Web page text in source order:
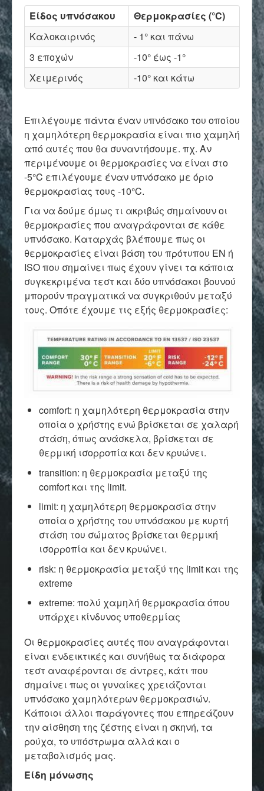
Είδος υπνόσακου
Θερμοκρασίες (°C)
Καλοκαιρινός
- 1° και πάνω
3 εποχών
-10° έως -1°
Χειμερινός
-10° και κάτω
Επιλέγουμε πάντα έναν υπνόσακο του οποίου
η χαμηλότερη θερμοκρασία είναι πιο χαμηλή
από αυτές που θα συναντήσουμε. πχ. Αν
περιμένουμε οι θερμοκρασίες να είναι στο
-5°C επιλέγουμε έναν υπνόσακο με όριο
θερμοκρασίας τους -10°C.
Για να δούμε όμως τι ακριβώς σημαίνουν οι
θερμοκρασίες που αναγράφονται σε κάθε
υπνόσακο. Καταρχάς βλέπουμε πως οι
θερμοκρασίες είναι βάση του πρότυπου EN ή
ISO που σημαίνει πως έχουν γίνει τα κάποια
συγκεκριμένα τεστ και δύο υπνόσακοι βουνού
μπορούν πραγματικά να συγκριθούν μεταξύ
τους. Οπότε έχουμε τις εξής θερμοκρασίες:
comfort: η χαμηλότερη θερμοκρασία στην
οποία ο χρήστης ενώ βρίσκεται σε χαλαρή
στάση, όπως ανάσκελα, βρίσκεται σε
θερμική ισορροπία και δεν κρυώνει.
transition: η θερμοκρασία μεταξύ της
comfort και της limit.
limit: η χαμηλότερη θερμοκρασία στην
οποία ο χρήστης του υπνόσακου με κυρτή
στάση του σώματος βρίσκεται θερμική
ισορροπία και δεν κρυώνει.
risk: η θερμοκρασία μεταξύ της limit και της
extreme
extreme: πολύ χαμηλή θερμοκρασία όπου
υπάρχει κίνδυνος υποθερμίας
Οι θερμοκρασίες αυτές που αναγράφονται
είναι ενδεικτικές και συνήθως τα διάφορα
τεστ αναφέρονται σε άντρες, κάτι που
σημαίνει πως οι γυναίκες χρειάζονται
υπνόσακο χαμηλότερων θερμοκρασιών.
Κάποιοι άλλοι παράγοντες που επηρεάζουν
την αίσθηση της ζέστης είναι η σκηνή, τα
ρούχα, το υπόστρωμα αλλά και ο
μεταβολισμός μας.
Είδη μόνωσης